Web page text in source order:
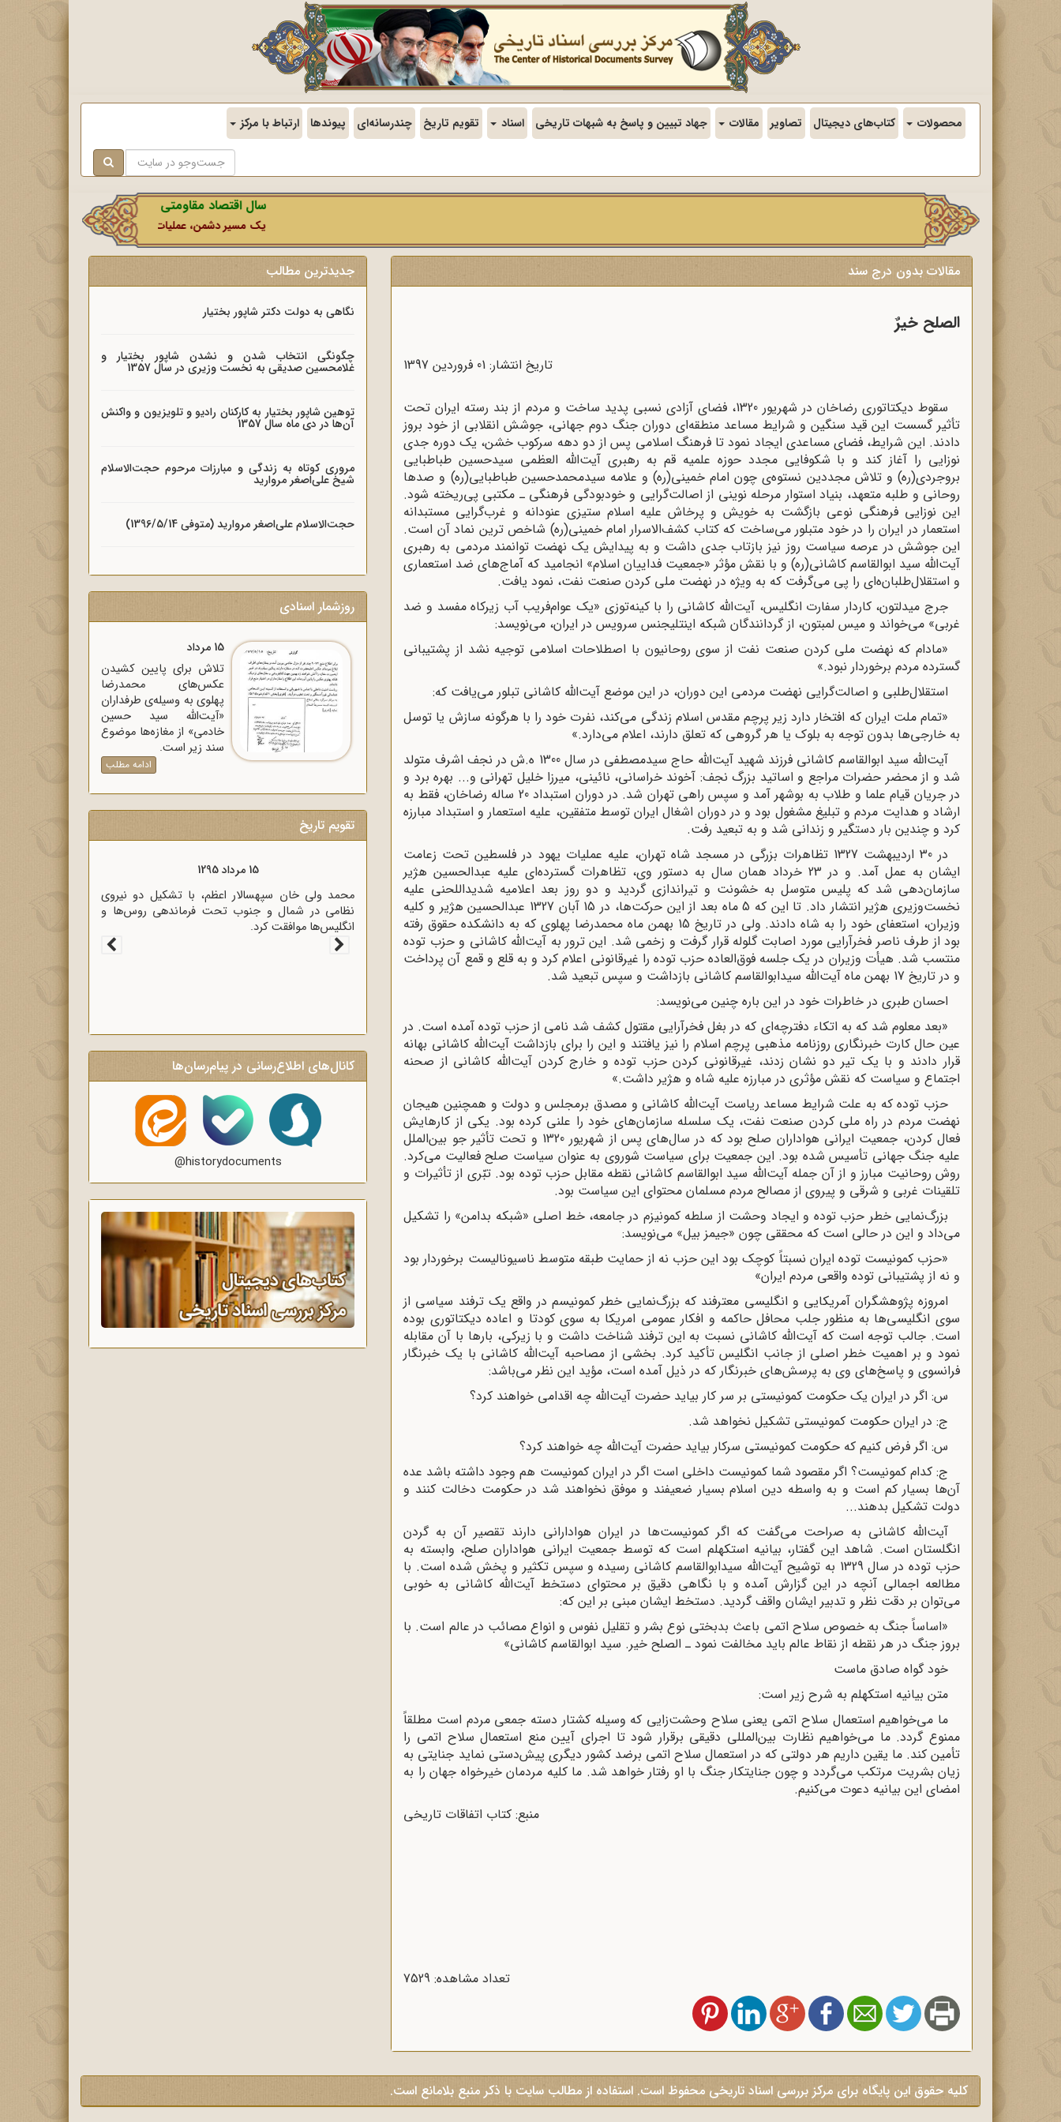
محصولات کتاب‌های دیجیتال تصاویر مقالات جهاد تبیین و پاسخ به شبهات تاریخی اسناد تقویم تاریخ چندرسانه‌ای پیوندها ارتباط با مرکز
سال اقتصاد مقاومتی در سایه وحدت ملی و امنیت
یک مسیر دشمن، عملیات رسانه‌ای او است که در این ایام
مقالات بدون درج سند
الصلح خیرٌ
تاریخ انتشار: 01 فروردين 1397
سقوط دیکتاتورى رضاخان در شهریور 1320، فضاى آزادى نسبى پدید ساخت و مردم از بند رسته ایران تحت
تأثیر گسست این قید سنگین و شرایط مساعد منطقه‌‌اى دوران جنگ دوم جهانى، جوشش انقلابى از خود بروز
دادند. این شرایط، فضاى مساعدى ایجاد نمود تا فرهنگ اسلامى پس از دو دهه سرکوب خشن، یک دوره جدى
نوزایى را آغاز کند و با شکوفایى مجدد حوزه علمیه قم به رهبرى آیت‌‌اللّه‌ العظمى سیدحسین طباطبایى
بروجردى(ره) و تلاش مجددین نستوه‌ى چون امام خمینى(ره) و علامه سیدمحمدحسین طباطبایى(ره) و صدها
روحانى و طلبه متعهد، بنیاد استوار مرحله نوینى از اصالت‌‌گرایى و خودبودگى فرهنگى ـ مکتبى پى‌‌ریخته شود.
این نوزایى فرهنگى نوعى بازگشت به خویش و پرخاش علیه ‌اسلام ستیزى عنودانه و غرب‌گرایى مستبدانه
استعمار در ایران را در خود متبلور می‌ساخت که کتاب کشف‌‌الاسرار امام خمینى(ره) شاخص‌ ترین نماد آن است.
این جوشش در عرصه سیاست روز نیز بازتاب جدى داشت و به پیدایش یک نهضت توانمند مردمى به رهبرى
آیت‌‌اللّه‌ سید ابوالقاسم کاشانى(ره) و با نقش مؤثر «جمعیت فداییان اسلام» انجامید که آماج‌‌هاى ضد استعمارى
و استقلال‌‌طلبان‌ه‌اى را پى می‌گرفت که به ویژه در نهضت ملى کردن صنعت نفت، نمود یافت.
جرج میدلتون، کاردار سفارت انگلیس، آیت‌‌اللّه‌ کاشانى را با کینه‌‌توزى «یک عوام‌فریب آب زیرکاه مفسد و ضد
غربى» می‌خواند و میس لمبتون، از گردانندگان شبکه اینتلیجنس سرویس در ایران، می‌نویسد:
«مادام که نهضت ملى کردن صنعت نفت از سوى روحانیون با اصطلاحات اسلامى توجیه نشد از پشتیبانى
گسترده مردم برخوردار نبود.»
استقلال‌‌طلبى و اصالت‌‌گرایى نهضت مردمى این دوران، در این موضع آیت‌‌اللّه‌ کاشانى تبلور می‌یافت که:
«تمام ملت ایران که افتخار دارد زیر پرچم مقدس اسلام زندگى می‌کند، نفرت خود را با هرگونه سازش یا توسل
به خارجی‌ها بدون توجه به بلوک یا هر گروهى که تعلق دارند، اعلام می‌دارد.»
آیت‌‌اللّه‌ سید ابوالقاسم کاشانى فرزند شهید آیت‌‌اللّه‌ حاج سیدمصطفى در سال 1300 ه‌.ش در نجف اشرف متولد
شد و از محضر حضرات مراجع و اساتید بزرگ نجف: آخوند خراسانى، نائینى، میرزا خلیل تهرانى و... بهره برد و
در جریان قیام علما و طلاب به بوشهر آمد و سپس راهى تهران شد. در دوران استبداد 20 ساله رضاخان، فقط به
ارشاد و هدایت مردم و تبلیغ مشغول بود و در دوران اشغال ایران توسط متفقین، علیه استعمار و استبداد مبارزه
کرد و چندین بار دستگیر و زندانى شد و به تبعید رفت.
در 30 اردیبهشت 1327 تظاهرات بزرگى در مسجد شاه تهران، علیه عملیات یهود در فلسطین تحت زعامت
ایشان به عمل آمد. و در 23 خرداد همان سال به دستور وى، تظاهرات گسترده‌‌اى علیه عبدالحسین هژیر
سازمان‌دهى شد که پلیس متوسل به خشونت و تیراندازى گردید و دو روز بعد اعلامیه شدیداللحنى علیه
نخست‌‌وزیرى هژیر انتشار داد. تا این که 5 ماه بعد از این حرکت‌‌ها، در 15 آبان 1327 عبدالحسین هژیر و کلیه
وزیران، استعفاى خود را به شاه دادند. ولى در تاریخ 15 بهمن ماه محمدرضا پهلوى که به دانشکده حقوق رفته
بود از طرف ناصر فخرآرایى مورد اصابت گلوله قرار گرفت و زخمى شد. این ترور به آیت‌‌اللّه‌ کاشانى و حزب توده
منتسب شد. هیأت وزیران در یک جلسه فوق‌‌العاده حزب توده را غیرقانونى اعلام کرد و به قلع و قمع آن پرداخت
و در تاریخ 17 بهمن ماه آیت‌‌اللّه‌ سیدابوالقاسم کاشانى بازداشت و سپس تبعید شد.
احسان طبرى در خاطرات خود در این باره چنین می‌‌نویسد:
«بعد معلوم شد که به اتکاء دفترچه‌‌اى که در بغل فخرآرایى مقتول کشف شد نامى از حزب توده آمده است. در
عین حال کارت خبرنگارى روزنامه مذهبى پرچم اسلام را نیز یافتند و این را براى بازداشت آیت‌‌اللّه‌ کاشانى بهانه
قرار دادند و با یک تیر دو نشان زدند، غیرقانونى کردن حزب توده و خارج کردن آیت‌‌اللّه‌ کاشانى از صحنه
اجتماع و سیاست که نقش مؤثرى در مبارزه علیه شاه و هژیر داشت.»
حزب توده که به علت شرایط مساعد ریاست آیت‌‌اللّه‌ کاشانى و مصدق برمجلس و دولت و همچنین هیجان
نهضت مردم در راه ملى کردن صنعت نفت، یک سلسله سازمان‌‌هاى خود را علنى کرده بود. یکى از کارهایش
فعال کردن، جمعیت ایرانى هواداران صلح بود که در سال‌‌هاى پس از شهریور 1320 و تحت تأثیر جو بین‌‌الملل
علیه جنگ جهانى تأسیس شده بود. این جمعیت براى سیاست شوروى به عنوان سیاست صلح فعالیت می‌کرد.
روش روحانیت مبارز و از آن جمله آیت‌‌اللّه‌ سید ابوالقاسم کاشانى نقطه مقابل حزب توده بود. تبّرى از تأثیرات و
تلقینات غربى و شرقى و پیروى از مصالح مردم مسلمان محتواى این سیاست بود.
بزرگ‌‌نمایى خطر حزب توده و ایجاد وحشت از سلطه کمونیزم در جامعه، خط اصلى «شبکه بدامن» را تشکیل
می‌‌داد و این در حالى است که محققى چون «جیمز بیل» می‌نویسد:
«حزب کمونیست توده ایران نسبتاً کوچک بود این حزب نه از حمایت طبقه متوسط ناسیونالیست برخوردار بود
و نه از پشتیبانى توده واقعى مردم ایران»
امروزه پژوهشگران آمریکایى و انگلیسى معترفند که بزرگ‌نمایى خطر کمونیسم در واقع یک ترفند سیاسى از
سوى انگلیسى‌‌ها به منظور جلب محافل حاکمه و افکار عمومى امریکا به سوى کودتا و اعاده دیکتاتورى بوده
است. جالب توجه است که آیت‌‌اللّه‌ کاشانى نسبت به این ترفند شناخت داشت و با زیرکى، بارها با آن مقابله
نمود و بر اهمیت خطر اصلى از جانب انگلیس تأکید کرد. بخشى از مصاحبه آیت‌‌اللّه‌ کاشانى با یک خبرنگار
فرانسوى و پاسخ‌‌هاى وى به پرسش‌‌هاى خبرنگار که در ذیل آمده است، مؤید این نظر می‌باشد:
س: اگر در ایران یک حکومت کمونیستى بر سر کار بیاید حضرت آیت‌‌اللّه‌ چه اقدامى خواهند کرد؟
ج: در ایران حکومت کمونیستى تشکیل نخواهد شد.
س: اگر فرض کنیم که حکومت کمونیستى سرکار بیاید حضرت آیت‌‌اللّه‌ چه خواهند کرد؟
ج: کدام کمونیست؟ اگر مقصود شما کمونیست داخلى است اگر در ایران کمونیست هم وجود داشته باشد عده
آن‌ها بسیار کم است و به واسطه دین اسلام بسیار ضعیفند و موفق نخواهند شد در حکومت دخالت کنند و
دولت تشکیل بدهند...
آیت‌‌اللّه‌ کاشانى به صراحت می‌گفت که اگر کمونیست‌ها در ایران هوادارانى دارند تقصیر آن به گردن
انگلستان است. شاهد این گفتار، بیانیه استکهلم است که توسط جمعیت ایرانى هواداران صلح، وابسته به
حزب توده در سال 1329 به توشیح آیت‌‌اللّه‌ سیدابوالقاسم کاشانى رسیده و سپس تکثیر و پخش شده است. با
مطالعه اجمالى آنچه در این گزارش آمده و با نگاهى دقیق بر محتواى دستخط آیت‌‌اللّه‌ کاشانى به خوبى
می‌توان بر دقت نظر و تدبیر ایشان واقف گردید. دستخط ایشان مبنى بر این که:
«اساساً جنگ به خصوص سلاح اتمى باعث بدبختى نوع بشر و تقلیل نفوس و انواع مصائب در عالم است. با
بروز جنگ در هر نقطه از نقاط عالم باید مخالفت نمود ـ الصلح خیر. سید ابوالقاسم کاشانى»
خود گواه صادق ماست
متن بیانیه استکهلم به شرح زیر است:
ما می‌خواهیم استعمال سلاح اتمى یعنى سلاح وحشت‌‌زایى که وسیله کشتار دسته جمعى مردم است مطلقاً
ممنوع گردد. ما می‌خواهیم نظارت بین‌‌المللى دقیقى برقرار شود تا اجراى آیین منع استعمال سلاح اتمى را
تأمین کند. ما یقین داریم هر دولتى که در استعمال سلاح اتمى برضد کشور دیگرى پیش‌دستى نماید جنایتى به
زیان بشریت مرتکب می‌گردد و چون جنایتکار جنگ با او رفتار خواهد شد. ما کلیه مردمان خیرخواه جهان را به
امضاى این بیانیه دعوت می‌کنیم.
منبع: کتاب اتفاقات تاریخی
تعداد مشاهده: 7529
جدیدترین مطالب
نگاهی به دولت دکتر شاپور بختیار
چگونگی انتخاب شدن و نشدن شاپور بختیار و
غلامحسین صدیقی به نخست وزیری در سال 1357
توهین شاپور بختیار به کارکنان رادیو و تلویزیون و واکنش
آن‌ها در دی ماه سال 1357
مروری کوتاه به زندگی و مبارزات مرحوم حجت‌الاسلام
شیخ علی‌اصغر مروارید
حجت‌الاسلام علی‌اصغر مروارید (متوفی 1396/5/14)
روزشمار اسنادی
15 مرداد
تلاش برای پایین کشیدن
عکس‌های محمدرضا
پهلوی به وسیله‌ی طرفداران
«آیت‌الله سید حسین
خادمی» از مغازه‌ها موضوع
سند زیر است.
ادامه مطلب
تقویم تاریخ
15 مرداد 1295
محمد ولی خان سپهسالار اعظم، با تشکیل دو نیروی
نظامی در شمال و جنوب تحت فرماندهی روس‌ها و
انگلیس‌ها موافقت کرد.
15 مرداد 1320
وزیر خارجه انگلیس آنتونی ایدن حضور متخصصان
آلمانی در ایران را خطر بزرگی برای لندن دانست.
کانال‌های اطلاع‌رسانی در پیام‌رسان‌ها
@historydocuments
کلیه حقوق این پایگاه برای مرکز بررسی اسناد تاریخی محفوظ است. استفاده از مطالب سایت با ذکر منبع بلامانع است.